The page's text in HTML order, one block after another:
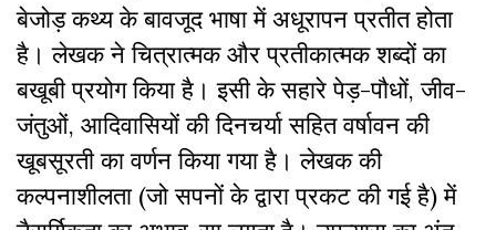
बेजोड़ कथ्य के बावजूद भाषा में अधूरापन प्रतीत होता
है। लेखक ने चित्रात्मक और प्रतीकात्मक शब्दों का
बखूबी प्रयोग किया है। इसी के सहारे पेड़-पौधों, जीव-
जंतुओं, आदिवासियों की दिनचर्या सहित वर्षावन की
खूबसूरती का वर्णन किया गया है। लेखक की
कल्पनाशीलता (जो सपनों के द्वारा प्रकट की गई है) में